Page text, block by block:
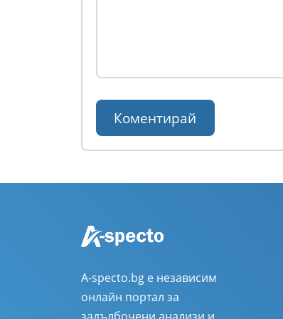
A-specto.bg е независим
онлайн портал за